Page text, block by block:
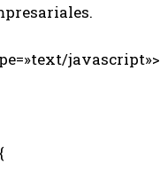
javascript»>